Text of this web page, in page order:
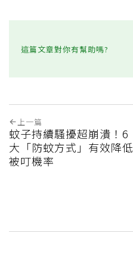
這篇文章對你有幫助嗎?
上一篇
蚊子持續騷擾超崩潰！6
大「防蚊方式」有效降低
被叮機率